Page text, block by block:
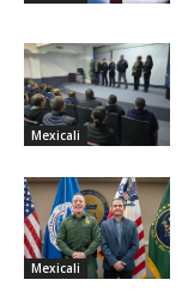
Mexicali
Mexicali